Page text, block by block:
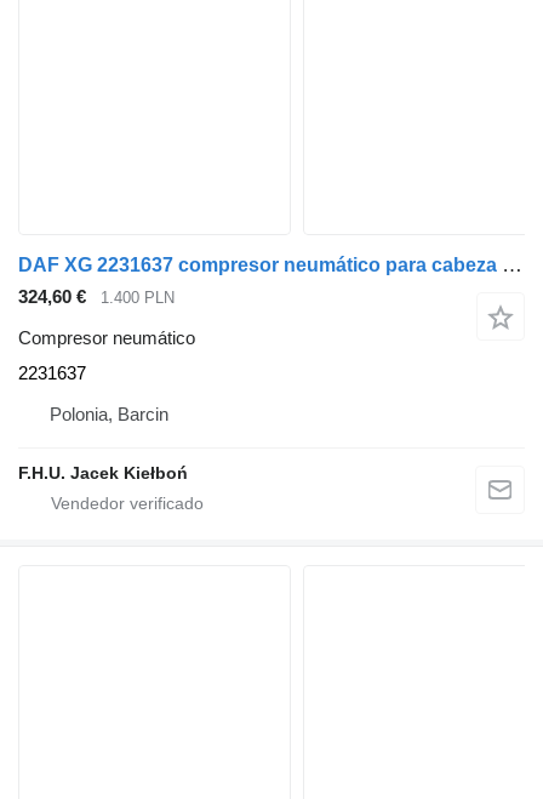
DAF XG 2231637 compresor neumático para cabeza tractora
324,60 € 1.400 PLN
Compresor neumático
2231637
Polonia, Barcin
F.H.U. Jacek Kiełboń